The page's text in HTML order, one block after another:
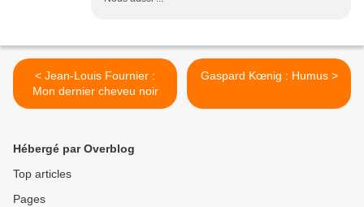
< Jean-Louis Fournier :
Mon dernier cheveu noir
Gaspard Kœnig : Humus >
Hébergé par Overblog
Top articles
Pages